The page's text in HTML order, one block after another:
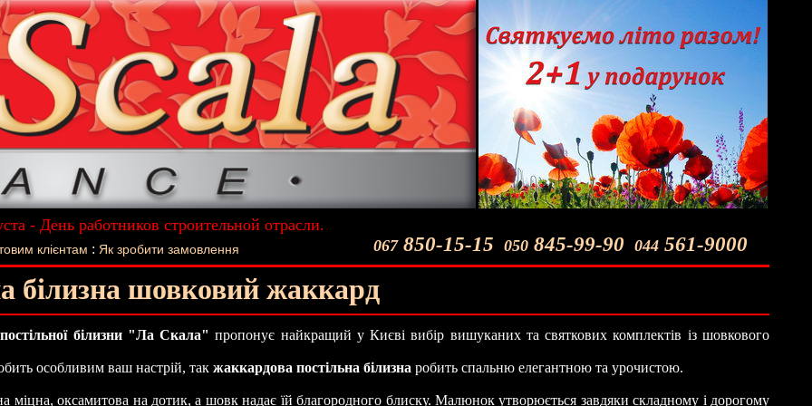
- День работников строительной отрасли.
подарок - Постельное белье La Scala!
067850-15-15 050 845-99-90 044 561-9000
клієнтам : Як зробити замовлення
білизна шовковий жаккард
постільної білизни "Ла Скала"пропонує найкращий у Києві вибір вишуканих та святкових комплектів із шовкового
особливим ваш настрій, так жаккардова постільна білизна робить спальню елегантною та урочистою.
міцна, оксамитова на дотик, а шовк надає їй благородного блиску. Малюнок утворюється завдяки складному і дорогому